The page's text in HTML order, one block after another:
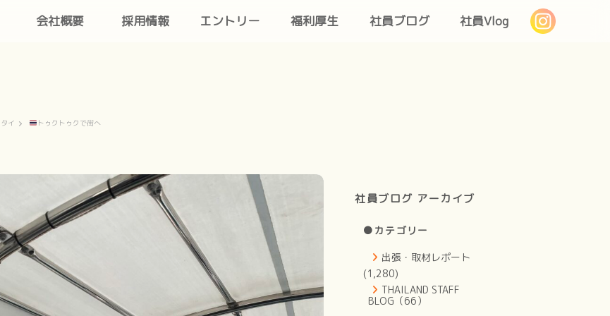
会社概要 採用情報 エントリー 福利厚生 社員ブログ 社員Vlog
タイ トゥクトゥクで街へ
社員ブログ アーカイブ
●カテゴリー
出張・取材レポート
(1,280)
THAILAND STAFF
BLOG（66）